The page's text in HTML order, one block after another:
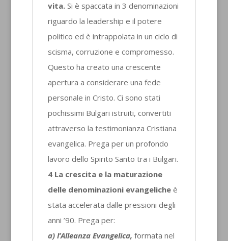
vita.Si è spaccata in 3 denominazioni
riguardo la leadership e il potere
politico ed è intrappolata in un ciclo di
scisma, corruzione e compromesso.
Questo ha creato una crescente
apertura a considerare una fede
personale in Cristo. Ci sono stati
pochissimi Bulgari istruiti, convertiti
attraverso la testimonianza Cristiana
evangelica. Prega per un profondo
lavoro dello Spirito Santo tra i Bulgari.
4 La crescita e la maturazione
delle denominazioni evangelicheè
stata accelerata dalle pressioni degli
anni ’90. Prega per:
a) l’Alleanza Evangelica, formata nel